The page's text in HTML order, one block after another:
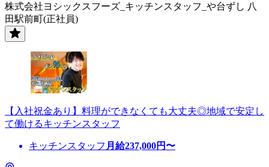
株式会社ヨシックスフーズ_キッチンスタッフ_や台ずし 八
田駅前町(正社員)
【入社祝金あり】料理ができなくても大丈夫◎地域で安定し
て働けるキッチンスタッフ
キッチンスタッフ 月給237,000円〜